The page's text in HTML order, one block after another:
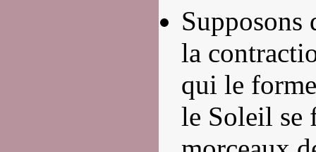
Supposons
la
qui le
le Soleil se